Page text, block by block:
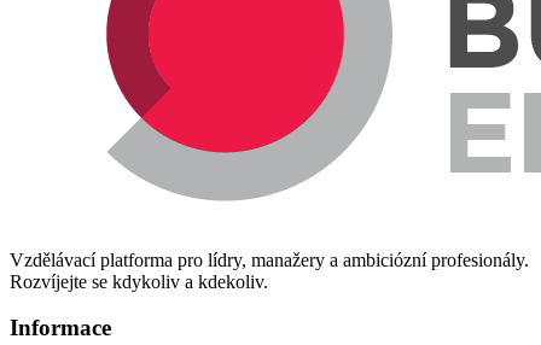
Vzdělávací platforma pro lídry, manažery a ambiciózní profesionály.
Rozvíjejte se kdykoliv a kdekoliv.
Informace